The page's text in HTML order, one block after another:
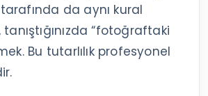
da aynı kural
“fotoğraftaki
Bu tutarlılık profesyonel